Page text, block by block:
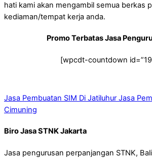
hati kami akan mengambil semua berkas
kediaman/tempat kerja anda.
Promo Terbatas Jasa
[wpcdt-countdown
Jasa Pembuatan SIM Di Jatiluhur Jasa
Cimuning
Biro Jasa STNK Jakarta
Jasa pengurusan perpanjangan STNK,